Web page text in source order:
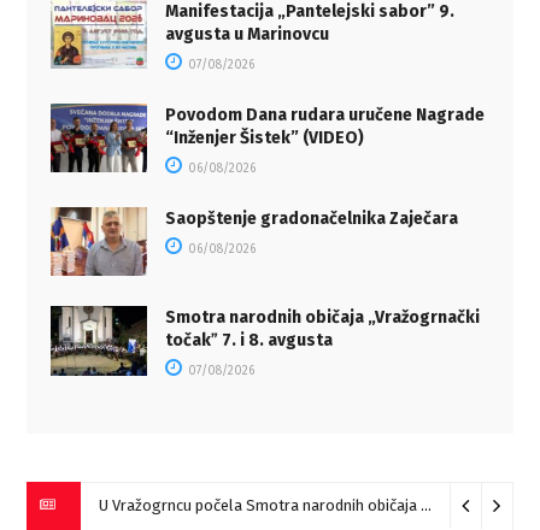
Manifestacija „Pantelejski sabor” 9.
avgusta u Marinovcu
07/08/2026
Povodom Dana rudara uručene Nagrade
“Inženjer Šistek” (VIDEO)
06/08/2026
Saopštenje gradonačelnika Zaječara
06/08/2026
Smotra narodnih običaja „Vražogrnački
točakˮ 7. i 8. avgusta
07/08/2026
U Vražogrncu počela Smotra narodnih običaja „Vražogrnački točak“